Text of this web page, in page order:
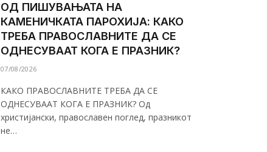
ОД ПИШУВАЊАТА НА
КАМЕНИЧКАТА ПАРОХИЈА: КАКО
ТРЕБА ПРАВОСЛАВНИТЕ ДА СЕ
ОДНЕСУВААТ КОГА Е ПРАЗНИК?
07/08/2026
КАКО ПРАВОСЛАВНИТЕ ТРЕБА ДА СЕ
ОДНЕСУВААТ КОГА Е ПРАЗНИК? Од
христијански, православен поглед, празникот
не…